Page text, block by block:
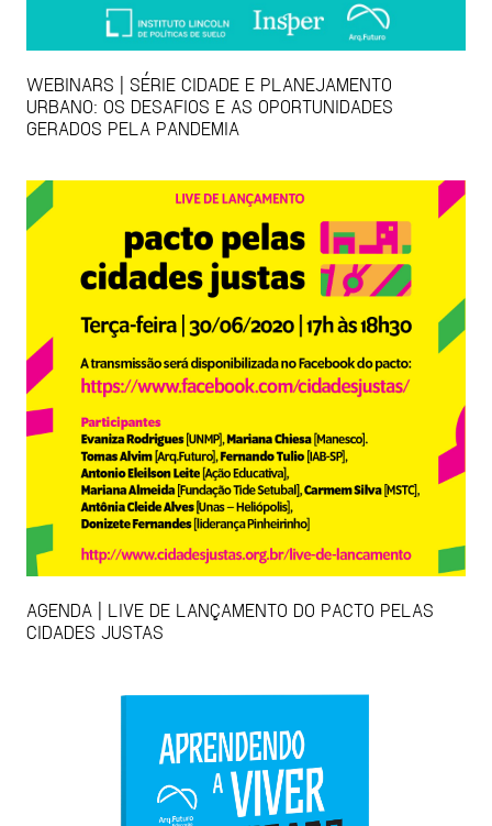
WEBINARS | SÉRIE CIDADE E PLANEJAMENTO
URBANO: OS DESAFIOS E AS OPORTUNIDADES
GERADOS PELA PANDEMIA
AGENDA | LIVE DE LANÇAMENTO DO PACTO PELAS
CIDADES JUSTAS